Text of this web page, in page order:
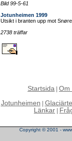
Bild 99-5-61
Jotunheimen 1999
Utsikt i branten upp mot
2738 träffar
Startsida Om
Jotunheimen
Länkar
Copyright © 2001 -